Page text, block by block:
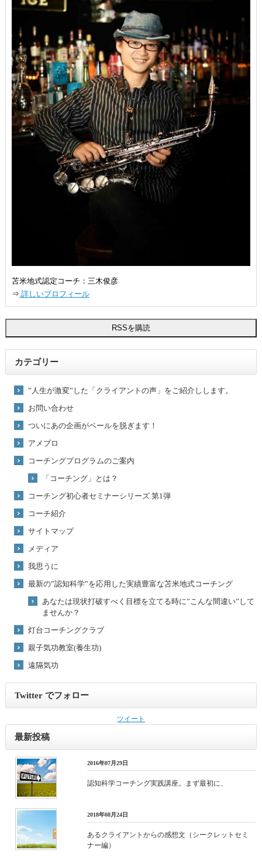
苫米地式認定コーチ：三木俊彦
⇒ 詳しいプロフィール
カテゴリー
”人生が激変”した「クライアントの声」をご紹介しします。
お問い合わせ
ついにあの企画がベールを脱ぎます！
アメブロ
コーチングプログラムのご案内
「コーチング」とは？
コーチング初心者セミナーシリーズ 第1弾
コーチ紹介
サイトマップ
メディア
我思うに
最新の”認知科学”を応用した実績豊富な苫米地式コーチング
あなたは現状打破すべく目標を立てる時に”こんな間違い”して
ませんか？
灯台コーチングクラブ
親子気功教室(養生功)
遠隔気功
Twitter でフォロー
ツイート
最新投稿
2016年07月29日
認知科学コーチング実践講座。まず最初に、
2018年08月24日
あるクライアントからの感想文（シークレットセミ
ナー編）